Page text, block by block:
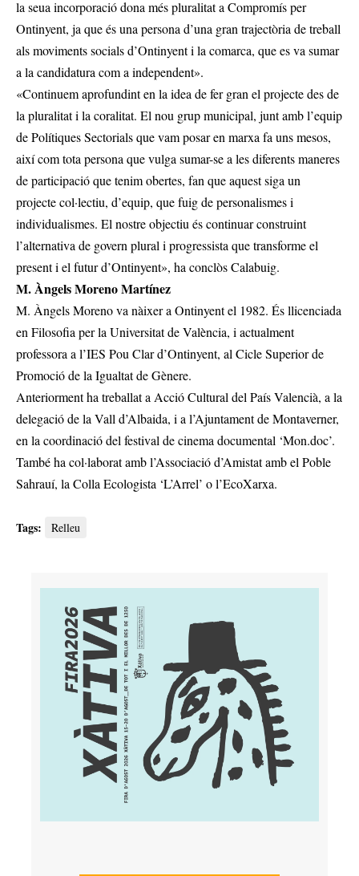
la seua incorporació dona més pluralitat a Compromís per
Ontinyent, ja que és una persona d’una gran trajectòria de treball
als moviments socials d’Ontinyent i la comarca, que es va sumar
a la candidatura com a independent».
«Continuem aprofundint en la idea de fer gran el projecte des de
la pluralitat i la coralitat. El nou grup municipal, junt amb l’equip
de Polítiques Sectorials que vam posar en marxa fa uns mesos,
així com tota persona que vulga sumar-se a les diferents maneres
de participació que tenim obertes, fan que aquest siga un
projecte col·lectiu, d’equip, que fuig de personalismes i
individualismes. El nostre objectiu és continuar construint
l’alternativa de govern plural i progressista que transforme el
present i el futur d’Ontinyent», ha conclòs Calabuig.
M. Àngels Moreno Martínez
M. Àngels Moreno va nàixer a Ontinyent el 1982. És llicenciada
en Filosofia per la Universitat de València, i actualment
professora a l’IES Pou Clar d’Ontinyent, al Cicle Superior de
Promoció de la Igualtat de Gènere.
Anteriorment ha treballat a Acció Cultural del País Valencià, a la
delegació de la Vall d’Albaida, i a l’Ajuntament de Montaverner,
en la coordinació del festival de cinema documental ‘Mon.doc’.
També ha col·laborat amb l’Associació d’Amistat amb el Poble
Sahrauí, la Colla Ecologista ‘L’Arrel’ o l’EcoXarxa.
Tags: Relleu